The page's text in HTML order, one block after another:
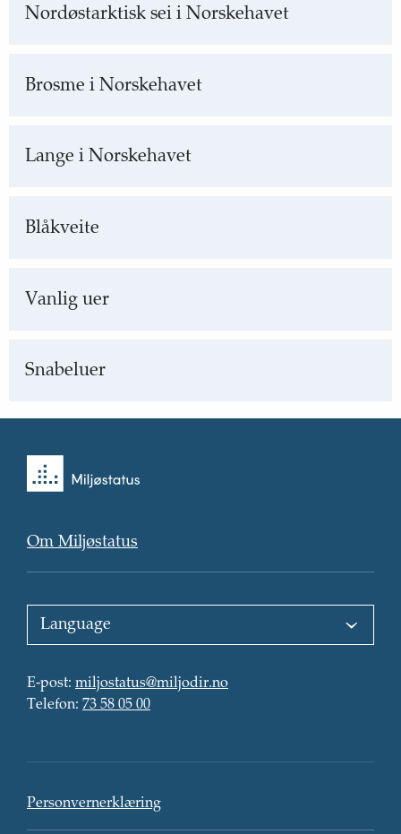
Nordøstarktisk sei i Norskehavet
Brosme i Norskehavet
Lange i Norskehavet
Blåkveite
Vanlig uer
Snabeluer
Tilbake
til
Om Miljøstatus
Choose
language:
E-post: E-
post:
miljostatus@miljodir.no
Telefon: Telefon:
73 58 05 00
Personvern
Personvernerklæring